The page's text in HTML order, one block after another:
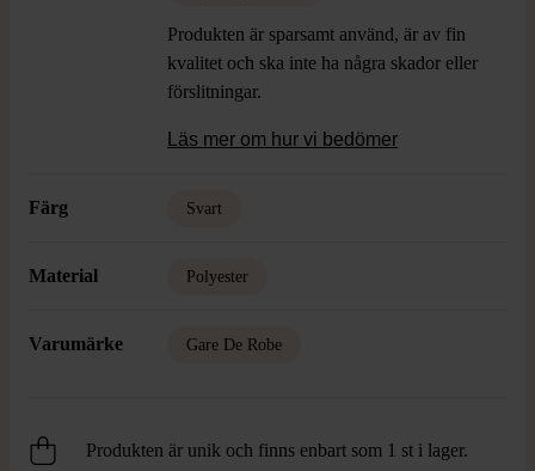
Produkten är sparsamt använd, är av fin
kvalitet och ska inte ha några skador eller
förslitningar.
Läs mer om hur vi bedömer
Färg Svart
Material Polyester
Varumärke Gare De Robe
Produkten är unik och finns enbart som 1 st i lager.